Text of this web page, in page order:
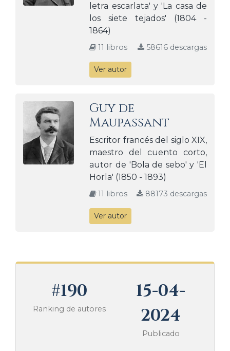
letra escarlata' y 'La casa de
los siete tejados' (1804 -
1864)
11 libros 58616 descargas
Ver autor
Guy de
Maupassant
Escritor francés del siglo XIX,
maestro del cuento corto,
autor de 'Bola de sebo' y 'El
Horla' (1850 - 1893)
11 libros 88173 descargas
Ver autor
#190
Ranking de autores
15-04-
2024
Publicado